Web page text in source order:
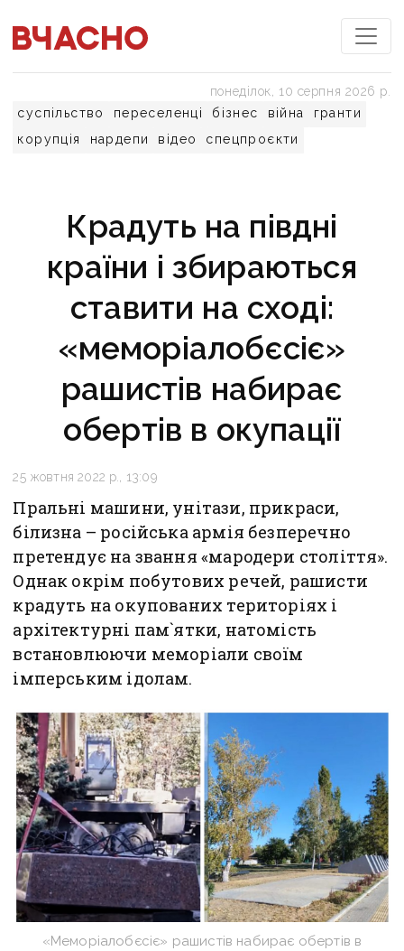
суспільство переселенці бізнес війна
гранти
корупція
нардепи відео спецпроєкти
понеділок, 10 серпня 2026 р.
Крадуть на півдні
країни і збираються
ставити на сході:
«меморіалобєсіє»
рашистів набирає
обертів в окупації
25 жовтня 2022 р., 13:09
Пральні машини, унітази, прикраси,
білизна – російська армія безперечно
претендує на звання «мародери століття».
Однак окрім побутових речей, рашисти
крадуть на окупованих територіях і
архітектурні пам`ятки, натомість
встановлюючи меморіали своїм
імперським ідолам.
«Меморіалобєсіє» рашистів набирає обертів в